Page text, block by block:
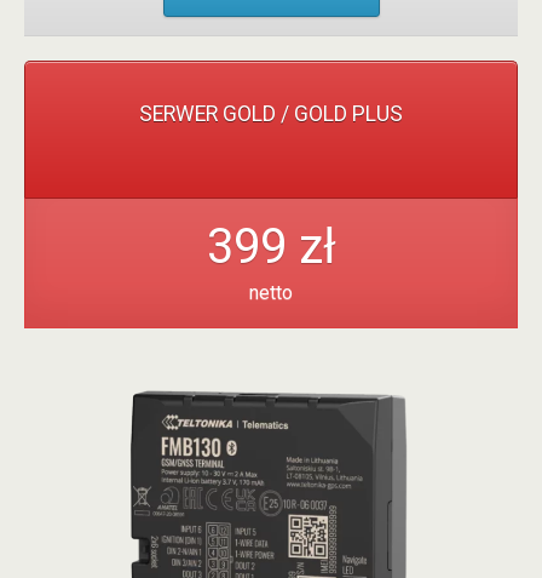
SERWER GOLD / GOLD PLUS
399 zł
netto